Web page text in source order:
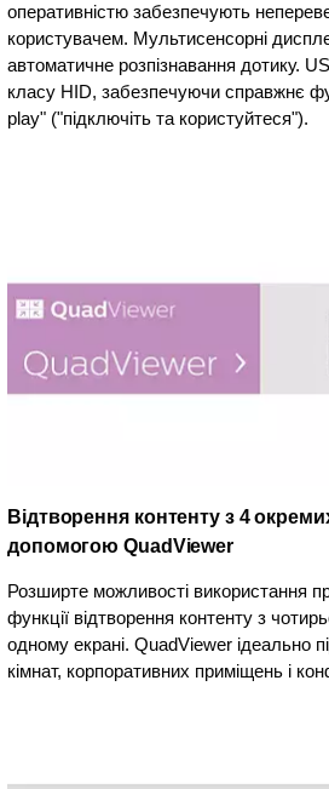
оперативністю забезпечують
користувачем. Мультисенсорні
автоматичне розпізнавання дотику.
класу HID, забезпечуючи справжнє
play" ("підключіть та користуйтеся").
Відтворення контенту з 4
допомогою QuadViewer
Розширте можливості використання
функції відтворення контенту з
одному екрані. QuadViewer ідеально
кімнат, корпоративних приміщень і